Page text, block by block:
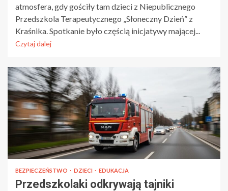
atmosfera, gdy gościły tam dzieci z Niepublicznego
Przedszkola Terapeutycznego „Słoneczny Dzień” z
Kraśnika. Spotkanie było częścią inicjatywy mającej...
Czytaj dalej
BEZPIECZEŃSTWO DZIECI EDUKACJA
Przedszkolaki odkrywają tajniki